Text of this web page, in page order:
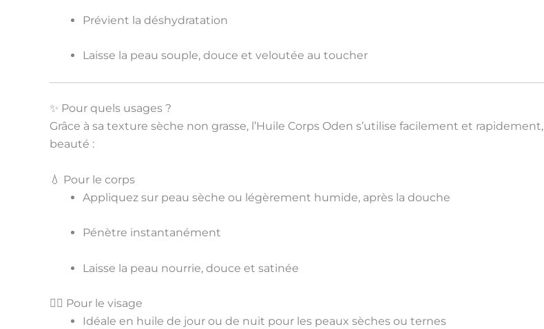
Prévient la déshydratation
Laisse la peau souple, douce et veloutée au toucher
✨ Pour quels usages ?
Grâce à sa texture sèche non grasse, l’Huile Corps Oden s’utilise facilement et rapidement,
beauté :
💧 Pour le corps
Appliquez sur peau sèche ou légèrement humide, après la douche
Pénètre instantanément
Laisse la peau nourrie, douce et satinée
💆‍♀️ Pour le visage
Idéale en huile de jour ou de nuit pour les peaux sèches ou ternes